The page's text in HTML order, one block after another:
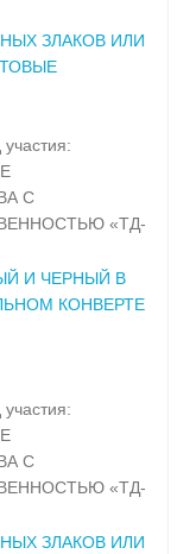
ЗЛАКОВ ИЛИ
С
«ТД-
И ЧЕРНЫЙ В
КОНВЕРТЕ
С
«ТД-
ЗЛАКОВ ИЛИ